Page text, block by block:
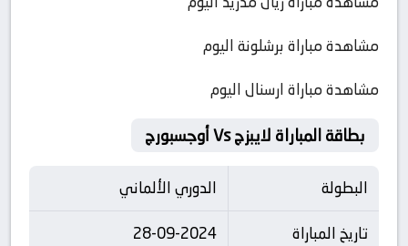
مشاهدة مباراة برشلونة اليوم
مشاهدة مباراة ارسنال اليوم
بطاقة المباراة لايبزج Vs أوجسبورج
البطولة
الدوري الألماني
تاريخ المباراة
28-09-2024